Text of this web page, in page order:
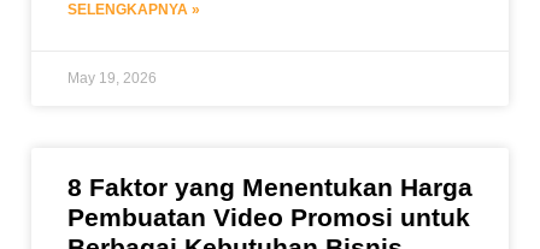
SELENGKAPNYA »
May 19, 2026
8 Faktor yang Menentukan Harga
Pembuatan Video Promosi untuk